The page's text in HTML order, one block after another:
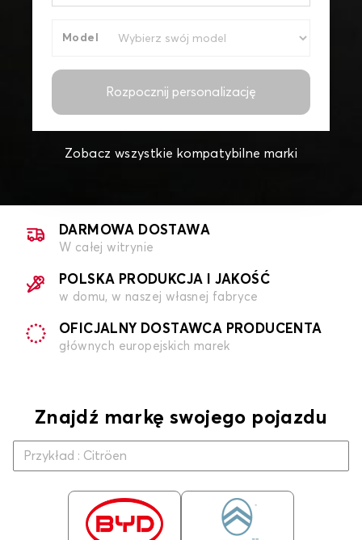
Model
Rozpocznij personalizację
Zobacz wszystkie kompatybilne marki
DARMOWA DOSTAWA
W całej witrynie
POLSKA PRODUKCJA I JAKOŚĆ
w domu, w naszej własnej fabryce
OFICJALNY DOSTAWCA PRODUCENTA
głównych europejskich marek
Znajdź markę swojego pojazdu